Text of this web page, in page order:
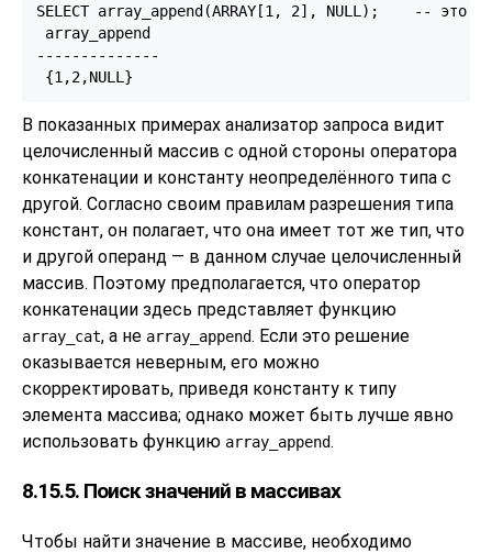
SELECT array_append(ARRAY[1, 2], NULL);    -- это
array_append
--------------
{1,2,NULL}
В показанных примерах анализатор запроса видит
целочисленный массив с одной стороны оператора
конкатенации и константу неопределённого типа с
другой. Согласно своим правилам разрешения типа
констант, он полагает, что она имеет тот же тип, что
и другой операнд — в данном случае целочисленный
массив. Поэтому предполагается, что оператор
конкатенации здесь представляет функцию
array_cat, а не array_append. Если это решение
оказывается неверным, его можно
скорректировать, приведя константу к типу
элемента массива; однако может быть лучше явно
использовать функцию array_append.
8.15.5. Поиск значений в массивах
Чтобы найти значение в массиве, необходимо